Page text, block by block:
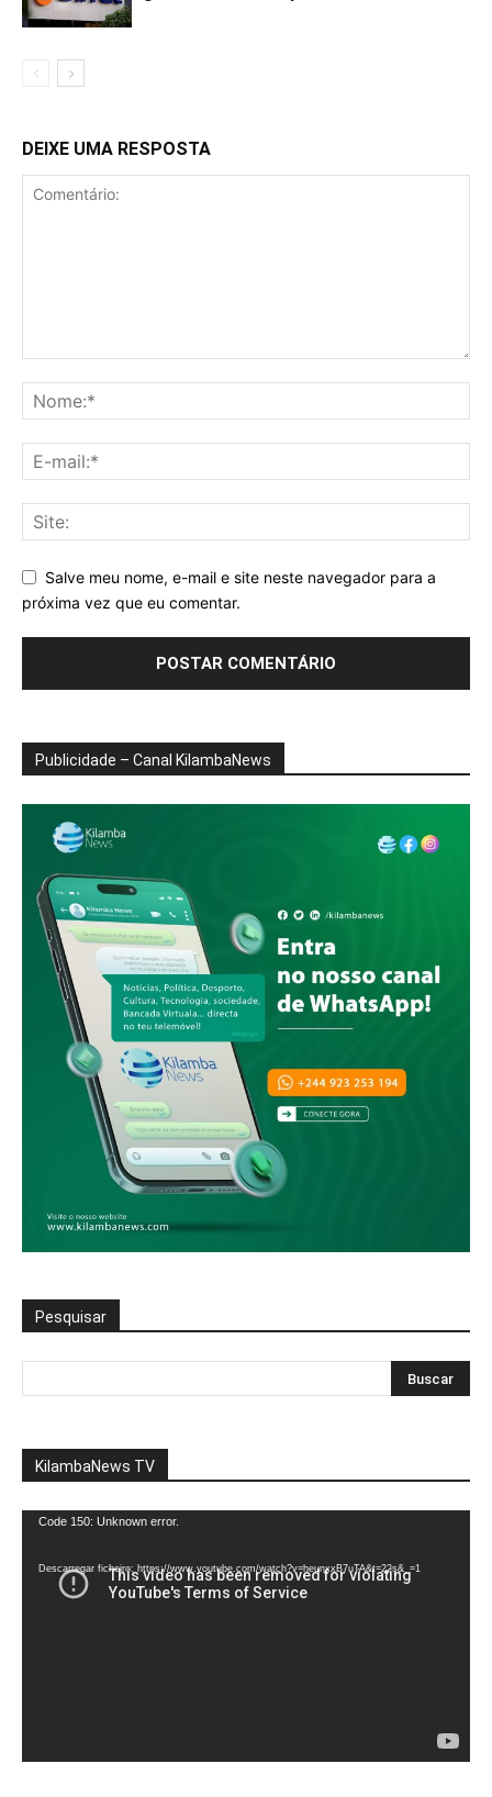
DEIXE UMA RESPOSTA
Salve meu nome, e-mail e site neste navegador para a
próxima vez que eu comentar.
Publicidade – Canal KilambaNews
Pesquisar
KilambaNews TV
Reprodutor
vídeo
Code 150: Unknown error.
Descarregar ficheiro: https://www.youtube.com/watch?v=heunxxB7uTA&t=22s&_=1